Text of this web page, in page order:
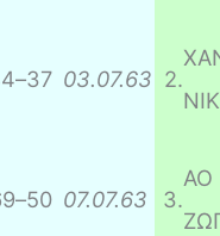
–37 03.07.63 2.
–50 07.07.63 3.
ΑΟ